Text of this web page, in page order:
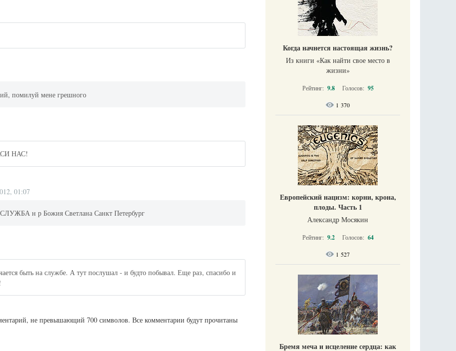
помилуй мене грешного
НАС!
01:07
н р Божия Светлана Санкт Петербург
быть на службе. А тут послушал - и будто побывал. Еще раз, спасибо и
не превышающий 700 символов. Все комментарии будут прочитаны
Когда начнется настоящая жизнь?
Из книги «Как найти свое место в
жизни​»
Рейтинг: 9.8 Голосов: 95
1 370
Европейский нацизм: корни, крона,
плоды. Часть 1
Александр Мосякин
Рейтинг: 9.2 Голосов: 64
1 527
Бремя меча и исцеление сердца: как